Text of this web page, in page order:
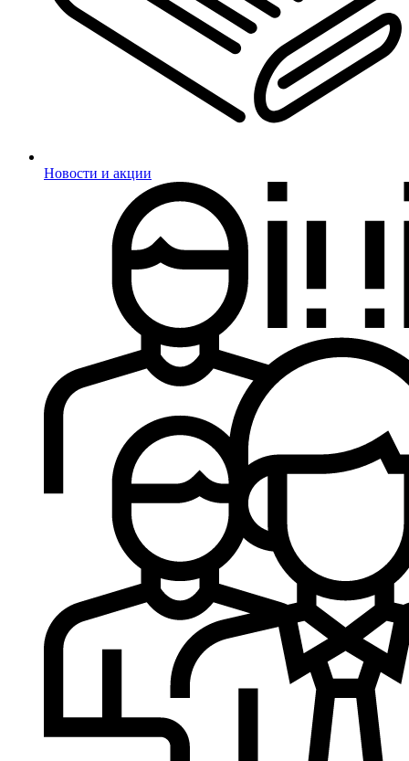
Новости и акции